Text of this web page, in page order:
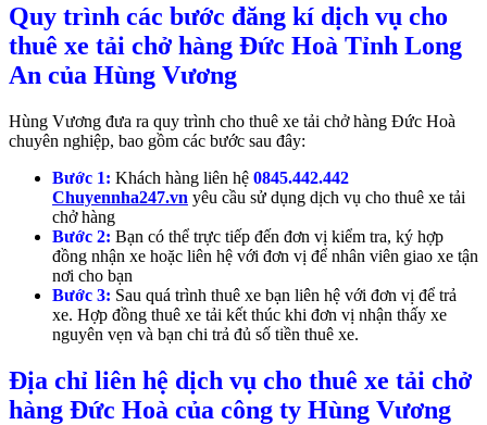
Quy trình các bước đăng kí dịch vụ cho
thuê xe tải chở hàng Đức Hoà Tỉnh Long
An của Hùng Vương
Hùng Vương đưa ra quy trình cho thuê xe tải chở hàng Đức Hoà
chuyên nghiệp, bao gồm các bước sau đây:
Bước 1: Khách hàng liên hệ 0845.442.442
Chuyennha247.vn yêu cầu sử dụng dịch vụ cho thuê xe tải
chở hàng
Bước 2: Bạn có thể trực tiếp đến đơn vị kiểm tra, ký hợp
đồng nhận xe hoặc liên hệ với đơn vị để nhân viên giao xe tận
nơi cho bạn
Bước 3: Sau quá trình thuê xe bạn liên hệ với đơn vị để trả
xe. Hợp đồng thuê xe tải kết thúc khi đơn vị nhận thấy xe
nguyên vẹn và bạn chi trả đủ số tiền thuê xe.
Địa chỉ liên hệ dịch vụ cho thuê xe tải chở
hàng Đức Hoà của công ty Hùng Vương